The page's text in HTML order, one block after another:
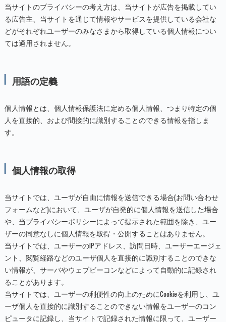
当サイトのプライバシーの考え方は、当サイトが広告を掲載してい
る広告主、当サイトを通じて情報やサービスを提供している会社な
どがそれぞれユーザーのみなさまから取得している個人情報につい
ては適用されません。
用語の定義
個人情報とは、個人情報保護法に定める個人情報、つまり特定の個
人を直接的、および間接的に識別することのできる情報を指しま
す。
個人情報の取得
当サイトでは、ユーザが自由に情報を送信できる場合(お問い合わせ
フォームなど)において、ユーザが自発的に個人情報を送信した場合
や、当プライバシーポリシーによって提示された範囲を除き、ユー
ザーの同意なしに個人情報を取得・公開することはありません。
当サイトでは、ユーザーのIPアドレス、訪問日時、ユーザーエージェ
ント、閲覧経路などのユーザ個人を直接的に識別することのできな
い情報が、サーバやウェブビーコンなどによって自動的に記録され
ることがあります。
当サイトでは、ユーザーの利便性の向上のためにCookieを利用し、ユ
ーザ個人を直接的に識別することのできない情報をユーザーのコン
ピュータに記録し、当サイトで記録された情報に限って、ユーザー